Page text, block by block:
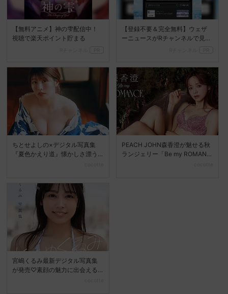
【無料アニメ】神の雫配信中！
視聴で楽天ポイント貯まる
【登録不要＆完全無料】ウェザ
ーニュースがRチャンネルで見放
ちとせよしの×デジタル写真集
『夏色かえり道』懐かしさ漂う
PEACH JOHN森香澄が魅せる秋
ランジェリー「Be my ROMANC
宮嶋くるみ最新デジタル写真集
が発売♡素顔の魅力に出会える